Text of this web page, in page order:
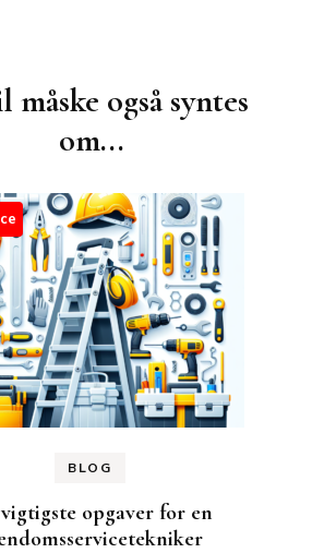
måske også syntes
om...
BLOG
opgaver for en